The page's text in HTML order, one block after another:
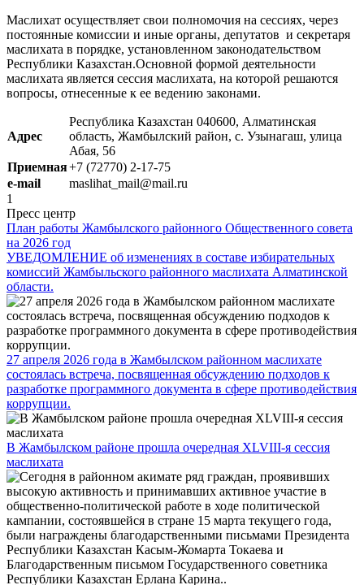
Маслихат осуществляет свои полномочия на сессиях, через
постоянные комиссии и иные органы, депутатов и секретаря
маслихата в порядке, установленном законодательством
Республики Казахстан.Основной формой деятельности
маслихата является сессия маслихата, на которой решаются
вопросы, отнесенные к ее ведению законами.
Адрес
Республика Казахстан 040600, Алматинская
область, Жамбылский район, с. Узынагаш, улица
Абая, 56
Приемная+7 (72770) 2-17-75
e-mail
maslihat_mail@mail.ru
1
Пресс центр
План работы Жамбылского районного Общественного совета
на 2026 год
УВЕДОМЛЕНИЕ об изменениях в составе избирательных
комиссий Жамбыльского районного маслихата Алматинской
области.
27 апреля 2026 года в Жамбылском районном маслихате
состоялась встреча, посвященная обсуждению подходов к
разработке программного документа в сфере противодействия
коррупции.
В Жамбылском районе прошла очередная XLVIII-я сессия
маслихата